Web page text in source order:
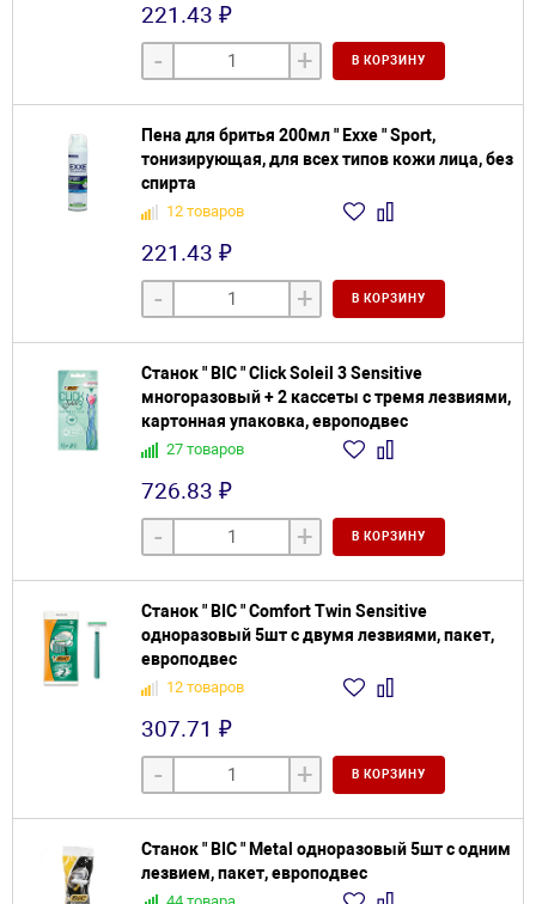
221.43 ₽
- + В КОРЗИНУ
Пена для бритья 200мл " Exxe " Sport,
тонизирующая, для всех типов кожи лица, без
спирта
12 товаров
221.43 ₽
- + В КОРЗИНУ
Станок " BIC " Click Soleil 3 Sensitive
многоразовый + 2 кассеты с тремя лезвиями,
картонная упаковка, европодвес
27 товаров
726.83 ₽
- + В КОРЗИНУ
Станок " BIC " Comfort Twin Sensitive
одноразовый 5шт с двумя лезвиями, пакет,
европодвес
12 товаров
307.71 ₽
- + В КОРЗИНУ
Станок " BIC " Metal одноразовый 5шт с одним
лезвием, пакет, европодвес